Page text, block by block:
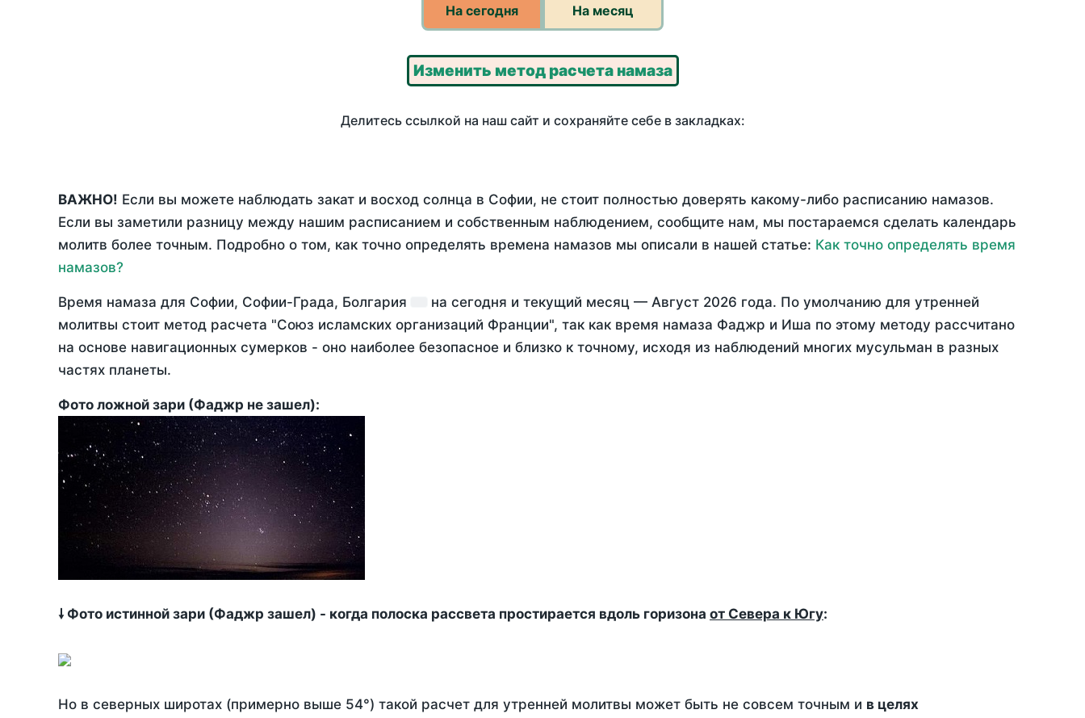
На сегодня На месяц
Изменить метод расчета намаза
Делитесь ссылкой на наш сайт и сохраняйте себе в закладках:
ВАЖНО! Если вы можете наблюдать закат и восход солнца в Софии, не стоит полностью доверять какому-либо расписанию намазов.
Если вы заметили разницу между нашим расписанием и собственным наблюдением, сообщите нам, мы постараемся сделать календарь
молитв более точным. Подробно о том, как точно определять времена намазов мы описали в нашей статье: Как точно определять время
намазов?
Время намаза для Софии, Софии-Града, Болгария на сегодня и текущий месяц — Август 2026 года. По умолчанию для утренней
молитвы стоит метод расчета "Союз исламских организаций Франции", так как время намаза Фаджр и Иша по этому методу рассчитано
на основе навигационных сумерков - оно наиболее безопасное и близко к точному, исходя из наблюдений многих мусульман в разных
частях планеты.
Фото ложной зари (Фаджр не зашел):
🠗 Фото истинной зари (Фаджр зашел) - когда полоска рассвета простирается вдоль горизона от Севера к Югу:
Но в северных широтах (примерно выше 54°) такой расчет для утренней молитвы может быть не совсем точным и в целях